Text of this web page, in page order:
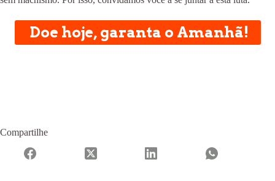
Doe hoje, garanta o Amanhã!
Compartilhe